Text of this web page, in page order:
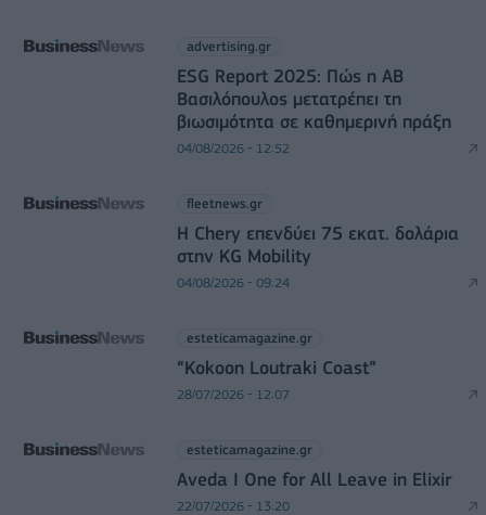
advertising.gr
ESG Report 2025: Πώς η ΑΒ
Βασιλόπουλος μετατρέπει τη
βιωσιμότητα σε καθημερινή πράξη
04/08/2026 - 12:52
fleetnews.gr
Η Chery επενδύει 75 εκατ. δολάρια
στην KG Mobility
04/08/2026 - 09:24
esteticamagazine.gr
“Kokoon Loutraki Coast”
28/07/2026 - 12:07
esteticamagazine.gr
Aveda I One for All Leave in Elixir
22/07/2026 - 13:20